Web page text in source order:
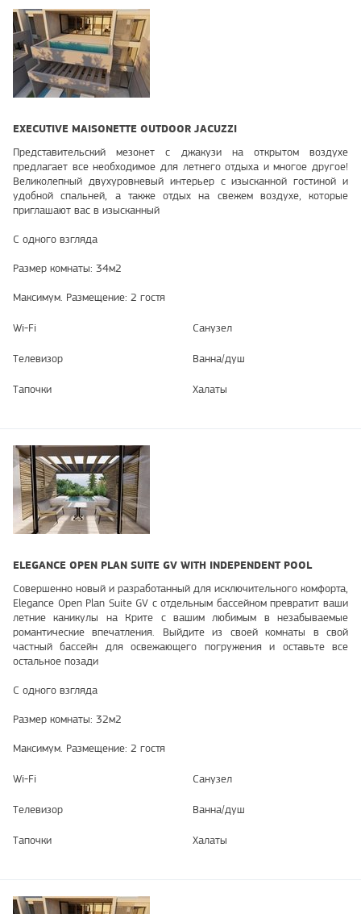
EXECUTIVE MAISONETTE OUTDOOR JACUZZI
Представительский мезонет с джакузи на открытом воздухе
предлагает все необходимое для летнего отдыха и многое другое!
Великолепный двухуровневый интерьер с изысканной гостиной и
удобной спальней, а также отдых на свежем воздухе, которые
приглашают вас в изысканный
С одного взгляда
Размер комнаты: 34м2
Максимум. Размещение: 2 гостя
Wi-Fi Санузел
Телевизор Ванна/душ
Тапочки Халаты
ELEGANCE OPEN PLAN SUITE GV WITH INDEPENDENT POOL
Совершенно новый и разработанный для исключительного комфорта,
Elegance Open Plan Suite GV с отдельным бассейном превратит ваши
летние каникулы на Крите с вашим любимым в незабываемые
романтические впечатления. Выйдите из своей комнаты в свой
частный бассейн для освежающего погружения и оставьте все
остальное позади
С одного взгляда
Размер комнаты: 32м2
Максимум. Размещение: 2 гостя
Wi-Fi Санузел
Телевизор Ванна/душ
Тапочки Халаты